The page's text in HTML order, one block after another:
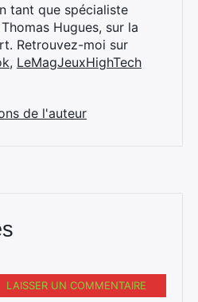
tant que spécialiste
Hugues, sur la
Retrouvez-moi sur
, LeMagJeuxHighTech
de l'auteur
LAISSER UN COMMENTAIRE